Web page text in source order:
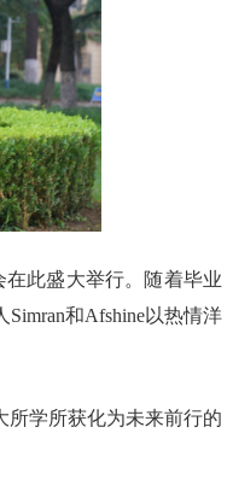
此盛大举行。随着毕业
和Afshine以热情洋
所学所获化为未来前行的